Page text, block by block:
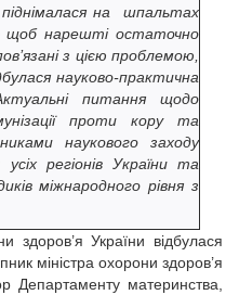
на шпальтах
щоб нарешті остаточно
з цією проблемою,
науково-практична
питання щодо
проти кору та
наукового заходу
регіонів України та
міжнародного рівня з
здоров’я України відбулася
міністра охорони здоров’я
Департаменту материнства,